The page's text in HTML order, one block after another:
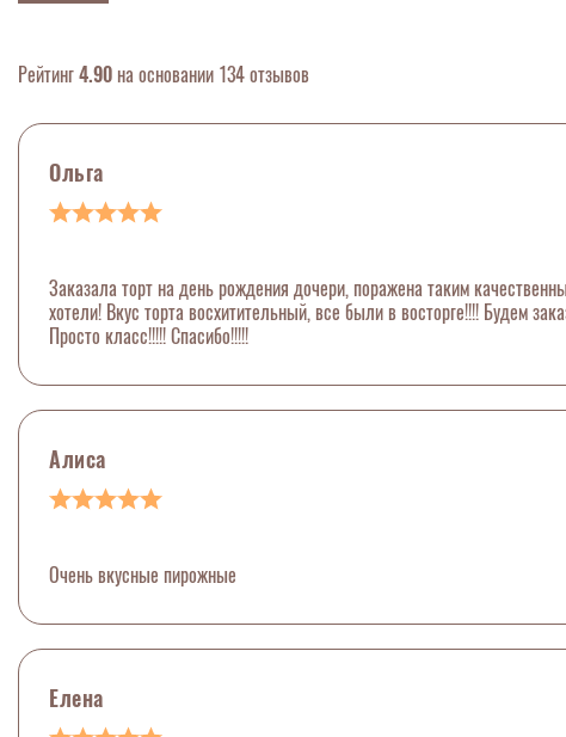
Рейтинг4.90 на основании 134 отзывов
Ольга
Заказала торт на день рождения дочери, поражена таким
хотели! Вкус торта восхитительный, все были в восторге!!!! Будем
Просто класс!!!!! Спасибо!!!!!
Алиса
Очень вкусные пирожные
Елена